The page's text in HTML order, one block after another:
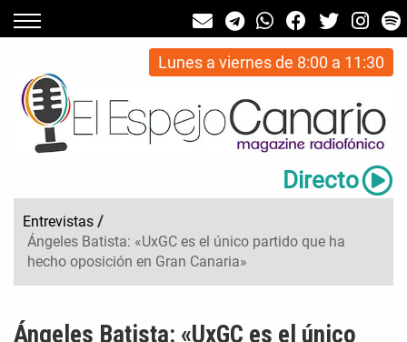
Lunes a viernes de 8:00 a 11:30
Directo
Entrevistas /
Ángeles Batista: «UxGC es el único partido que ha
hecho oposición en Gran Canaria»
Ángeles Batista: «UxGC es el único